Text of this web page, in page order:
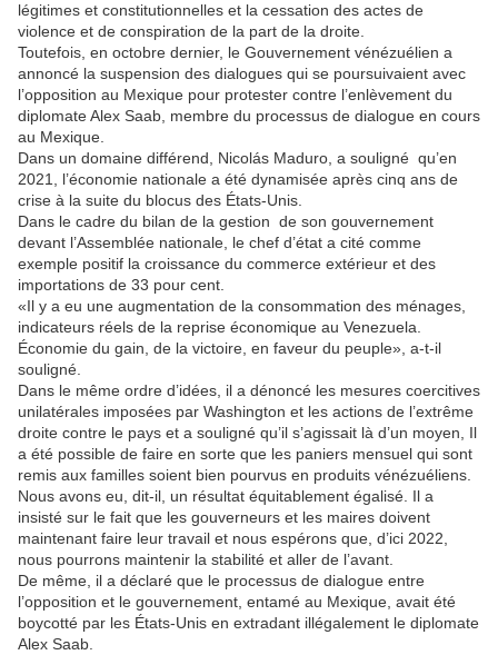
légitimes et constitutionnelles et la cessation des actes de
violence et de conspiration de la part de la droite.
Toutefois, en octobre dernier, le Gouvernement vénézuélien a
annoncé la suspension des dialogues qui se poursuivaient avec
l’opposition au Mexique pour protester contre l’enlèvement du
diplomate Alex Saab, membre du processus de dialogue en cours
au Mexique.
Dans un domaine différend, Nicolás Maduro, a souligné qu’en
2021, l’économie nationale a été dynamisée après cinq ans de
crise à la suite du blocus des États-Unis.
Dans le cadre du bilan de la gestion de son gouvernement
devant l’Assemblée nationale, le chef d’état a cité comme
exemple positif la croissance du commerce extérieur et des
importations de 33 pour cent.
«Il y a eu une augmentation de la consommation des ménages,
indicateurs réels de la reprise économique au Venezuela.
Économie du gain, de la victoire, en faveur du peuple», a-t-il
souligné.
Dans le même ordre d’idées, il a dénoncé les mesures coercitives
unilatérales imposées par Washington et les actions de l’extrême
droite contre le pays et a souligné qu’il s’agissait là d’un moyen, Il
a été possible de faire en sorte que les paniers mensuel qui sont
remis aux familles soient bien pourvus en produits vénézuéliens.
Nous avons eu, dit-il, un résultat équitablement égalisé. Il a
insisté sur le fait que les gouverneurs et les maires doivent
maintenant faire leur travail et nous espérons que, d’ici 2022,
nous pourrons maintenir la stabilité et aller de l’avant.
De même, il a déclaré que le processus de dialogue entre
l’opposition et le gouvernement, entamé au Mexique, avait été
boycotté par les États-Unis en extradant illégalement le diplomate
Alex Saab.